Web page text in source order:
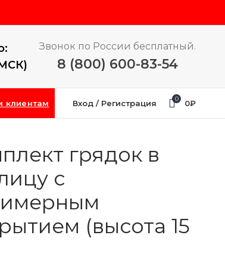
Звонок по России бесплатный.
8 (800) 600-83-54
клиентам Вход / Регистрация 0 0₽
грядок в
с
(высота 15